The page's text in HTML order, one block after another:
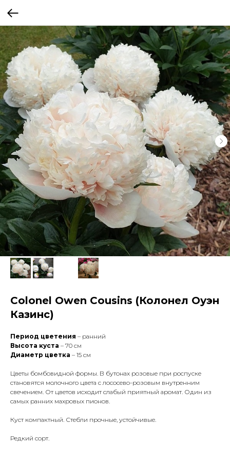
Colonel Owen Cousins (Колонел Оуэн
Казинс)
Период цветения – ранний
Высота куста – 70 см
Диаметр цветка – 15 см
Цветы бомбовидной формы. В бутонах розовые при роспуске
становятся молочного цвета с лососево-розовым внутренним
свечением. От цветов исходит слабый приятный аромат. Один из
самых ранних махровых пионов.
Куст компактный. Стебли прочные, устойчивые.
Редкий сорт.